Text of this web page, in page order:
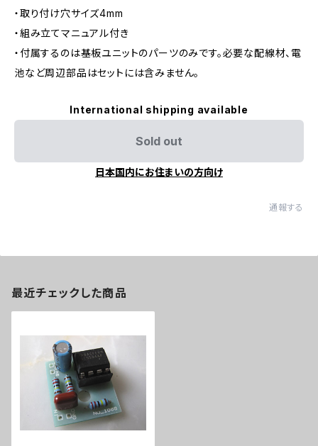
・取り付け穴サイズ4mm
・組み立てマニュアル付き
・付属するのは基板ユニットのパーツのみです。必要な配線材、電
池など周辺部品はセットには含みません。
International shipping available
Sold out
日本国内にお住まいの方向け
通報する
最近チェックした商品